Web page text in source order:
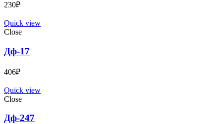
230₽
Quick view
Close
Дф-17
406₽
Quick view
Close
Дф-247